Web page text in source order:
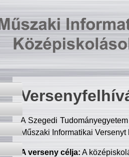
A Szegedi
Műszaki Informatikai
A verseny célja: A